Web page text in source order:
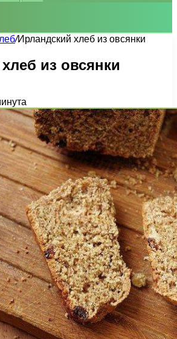
/Ирландский хлеб из овсянки
из овсянки